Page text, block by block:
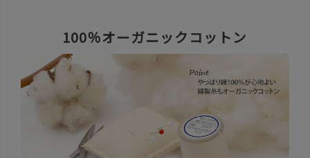
100％オーガニックコットン